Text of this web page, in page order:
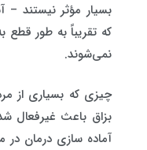
بسیار مؤثر نیستند
که تقریباً به طور
نمی‌شوند.
چیزی که بسیاری از
بزاق باعث غیرفعال
آماده سازی درمان